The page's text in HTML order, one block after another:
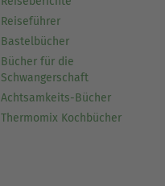
Reiseführer
Bastelbücher
Bücher für die
Schwangerschaft
Achtsamkeits-Bücher
Thermomix Kochbücher